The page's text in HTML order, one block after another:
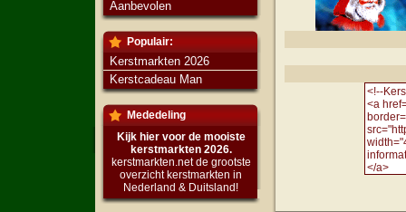
Aanbevolen
Populair:
Kerstmarkten 2026
Kerstcadeau Man
Mededeling
Kijk hier voor de mooiste
kerstmarkten 2026.
kerstmarkten.net de grootste
overzicht kerstmarkten in
Nederland & Duitsland!